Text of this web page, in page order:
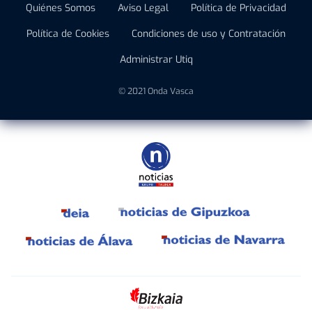
Quiénes Somos Aviso Legal
Política de Privacidad
Política de Cookies
Condiciones de uso y Contratación
Administrar Utiq
© 2021 Onda Vasca